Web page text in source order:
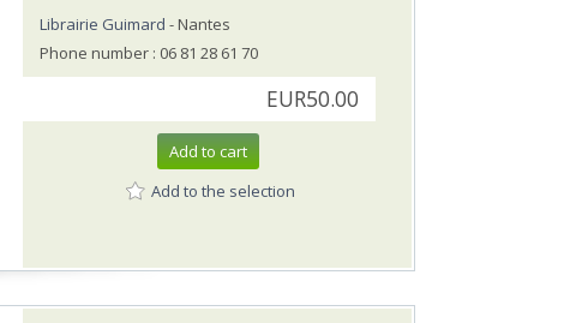
Librairie Guimard - Nantes
Phone number : 06 81 28 61 70
EUR50.00
Add to cart
Add to the selection